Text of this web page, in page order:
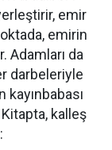
emir
emirin
Adamları da
darbeleriyle
kayınbabası
Kitapta, kalleş